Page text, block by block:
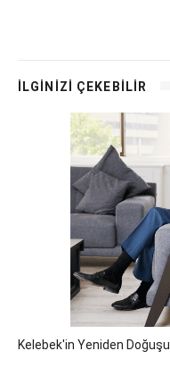
İLGİNİZİ ÇEKEBİLİR
Kelebek'in Yeniden Doğuşu